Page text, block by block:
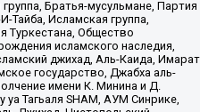
Братья-мусульмане, Партия
Тайба, Исламская группа,
Туркестана, Общество
исламского наследия,
джихад, Аль-Каида, Имарат
государство, Джабха аль-
имени К. Минина и Д.
Тагьаля SHAM, АУМ Синрике,